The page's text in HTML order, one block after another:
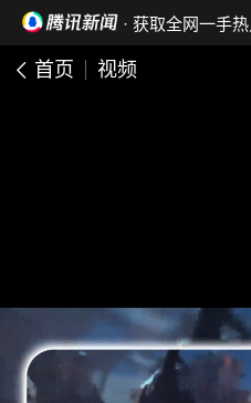
· 获取全网一手
首页 视频